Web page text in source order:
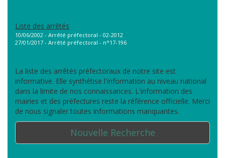
Liste des arrêtés
10/06/2002 - Arrêté préfectoral - 02-2012
27/01/2017 - Arrêté préfectoral - n°17-196
La liste des arrêtés préfectoraux de notre site est
informative. Elle synthétise l'information au niveau national
dans la limite de nos connaissances. L'information des
mairies et des préfectures reste la référence officielle. Merci
de nous signaler toutes informations manquantes.
Nouvelle Recherche